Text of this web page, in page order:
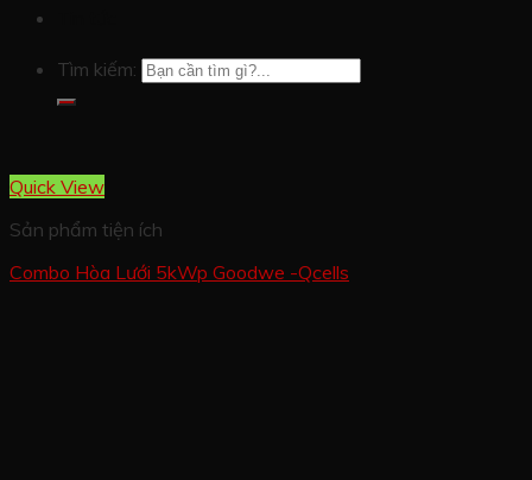
Tìm kiếm:
Quick View
Sản phẩm tiện ích
Combo Hòa Lưới 5kWp Goodwe -Qcells